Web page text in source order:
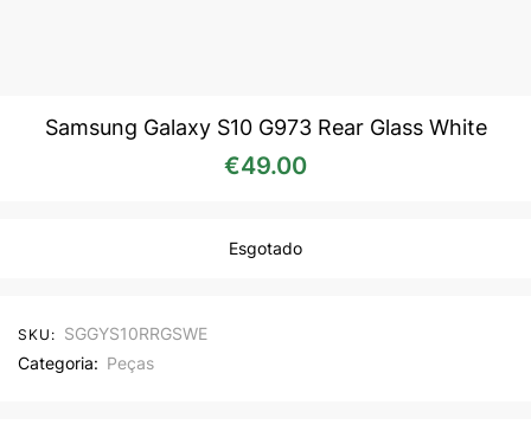
Samsung Galaxy S10 G973 Rear Glass White
€49.00
Esgotado
SKU: SGGYS10RRGSWE
Categoria: Peças